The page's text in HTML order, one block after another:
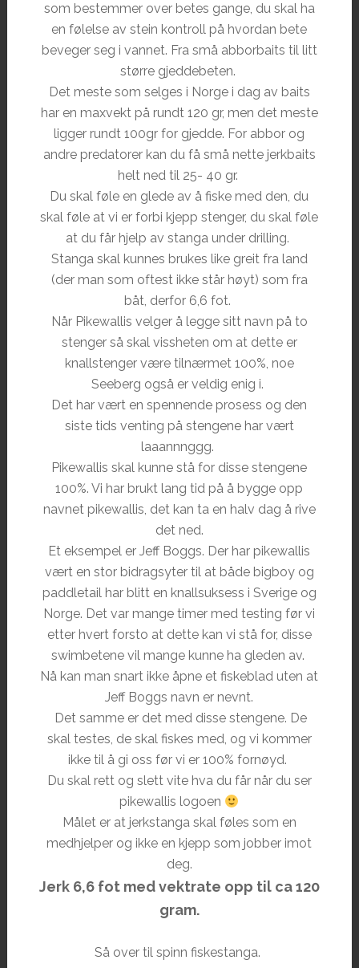
som bestemmer over betes gange, du skal ha
en følelse av stein kontroll på hvordan bete
beveger seg i vannet. Fra små abborbaits til litt
større gjeddebeten.
Det meste som selges i Norge i dag av baits
har en maxvekt på rundt 120 gr, men det meste
ligger rundt 100gr for gjedde. For abbor og
andre predatorer kan du få små nette jerkbaits
helt ned til 25- 40 gr.
Du skal føle en glede av å fiske med den, du
skal føle at vi er forbi kjepp stenger, du skal føle
at du får hjelp av stanga under drilling.
Stanga skal kunnes brukes like greit fra land
(der man som oftest ikke står høyt) som fra
båt, derfor 6,6 fot.
Når Pikewallis velger å legge sitt navn på to
stenger så skal vissheten om at dette er
knallstenger være tilnærmet 100%, noe
Seeberg også er veldig enig i.
Det har vært en spennende prosess og den
siste tids venting på stengene har vært
laaannnggg.
Pikewallis skal kunne stå for disse stengene
100%. Vi har brukt lang tid på å bygge opp
navnet pikewallis, det kan ta en halv dag å rive
det ned.
Et eksempel er Jeff Boggs. Der har pikewallis
vært en stor bidragsyter til at både bigboy og
paddletail har blitt en knallsuksess i Sverige og
Norge. Det var mange timer med testing før vi
etter hvert forsto at dette kan vi stå for, disse
swimbetene vil mange kunne ha gleden av.
Nå kan man snart ikke åpne et fiskeblad uten at
Jeff Boggs navn er nevnt.
Det samme er det med disse stengene. De
skal testes, de skal fiskes med, og vi kommer
ikke til å gi oss før vi er 100% fornøyd.
Du skal rett og slett vite hva du får når du ser
pikewallis logoen
Målet er at jerkstanga skal føles som en
medhjelper og ikke en kjepp som jobber imot
deg.
Jerk 6,6 fot med vektrate opp til ca 120
gram.
Så over til spinn fiskestanga.